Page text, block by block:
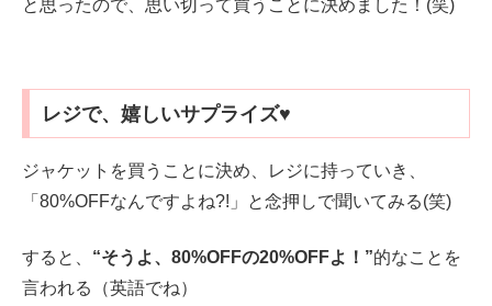
と思ったので、思い切って買うことに決めました！(笑)
レジで、嬉しいサプライズ♥
ジャケットを買うことに決め、レジに持っていき、
「80%OFFなんですよね?!」と念押しで聞いてみる(笑)
すると、 “そうよ、80%OFFの20%OFFよ！”的なことを
言われる（英語でね）